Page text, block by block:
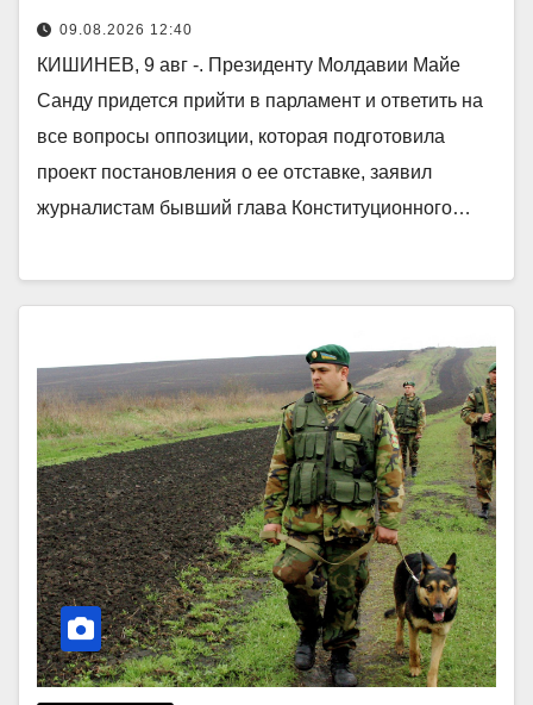
09.08.2026 12:40
КИШИНЕВ, 9 авг -. Президенту Молдавии Майе
Санду придется прийти в парламент и ответить на
все вопросы оппозиции, которая подготовила
проект постановления о ее отставке, заявил
журналистам бывший глава Конституционного…